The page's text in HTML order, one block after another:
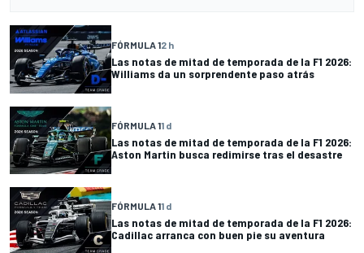
FÓRMULA 12 h
Las notas de mitad de temporada de la F1 2026:
Williams da un sorprendente paso atrás
FÓRMULA 11 d
Las notas de mitad de temporada de la F1 2026:
Aston Martin busca redimirse tras el desastre
FÓRMULA 11 d
Las notas de mitad de temporada de la F1 2026:
Cadillac arranca con buen pie su aventura